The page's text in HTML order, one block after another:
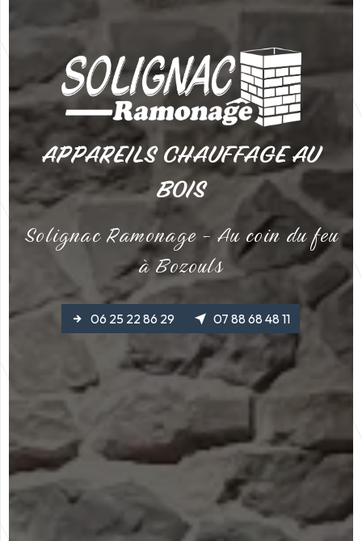
APPAREILS CHAUFFAGE AU
BOIS
Solignac Ramonage - Au coin du feu
à Bozouls
06 25 22 86 29 07 88 68 48 11